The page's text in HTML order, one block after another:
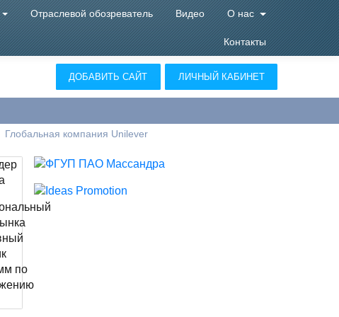
Отраслевой обозреватель Видео О нас
Контакты
ДОБАВИТЬ САЙТ ЛИЧНЫЙ КАБИНЕТ
Глобальная компания Unilever